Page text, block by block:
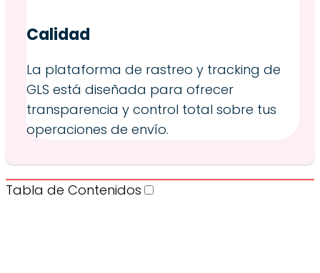
Calidad
La plataforma de rastreo y tracking de
GLS está diseñada para ofrecer
transparencia y control total sobre tus
operaciones de envío.
Tabla de Contenidos